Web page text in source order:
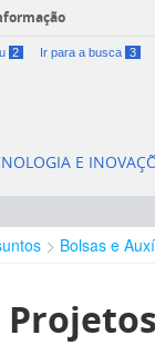
2 Ir para a busca 3
E
Bolsas e